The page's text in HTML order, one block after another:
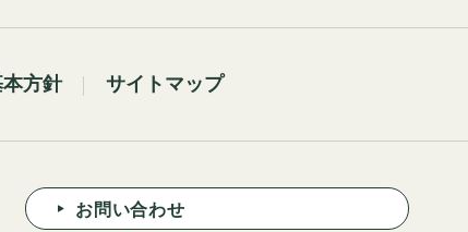
方針 サイトマップ
お問い合わせ